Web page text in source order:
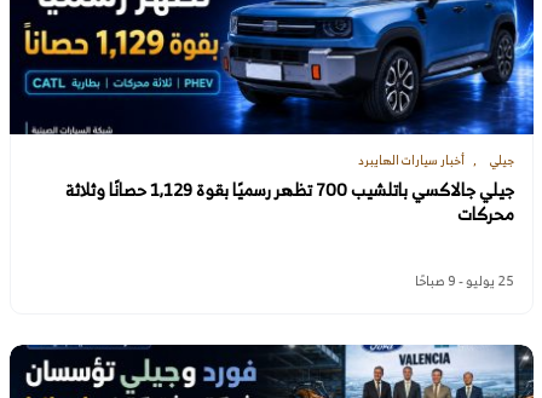
جيلي أخبار سيارات الهايبرد
جيلي جالاكسي باتلشيب 700 تظهر رسميًا بقوة 1,129 حصانًا وثلاثة
محركات
25 يوليو - 9 صباحًا